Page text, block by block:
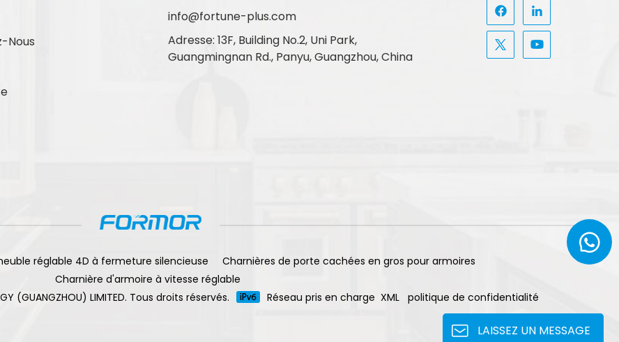
Nous
info@fortune-plus.com
Adresse: 13F, Building No.2, Uni Park,
Guangmingnan Rd., Panyu, Guangzhou, China
réglable 4D à fermeture silencieuse
Charnières de porte cachées en gros pour armoires
Charnière d'armoire à vitesse réglable
(GUANGZHOU) LIMITED. Tous droits réservés.
Réseau pris en charge XML politique de confidentialité
LAISSEZ UN MESSAGE